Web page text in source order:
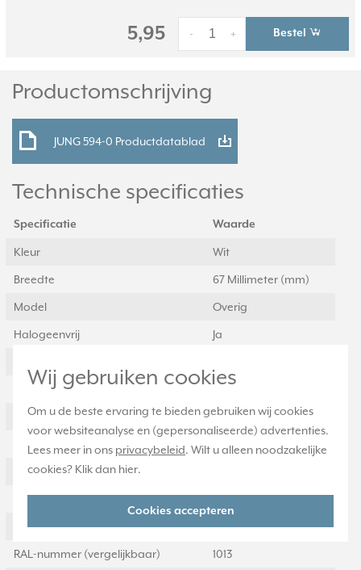
Wij gebruiken cookies
Om u de beste ervaring te bieden gebruiken wij cookies
voor websiteanalyse en (gepersonaliseerde) advertenties.
Lees meer in ons privacybeleid. Wilt u alleen noodzakelijke
cookies? Klik dan hier.
Cookies accepteren
5,95 +
- Bestel
Productomschrijving
JUNG 594-0 Productdatablad
Technische specificaties
Specificatie Waarde
Kleur Wit
Breedte 67 Millimeter (mm)
Model Overig
Halogeenvrij Ja
Gebruik
Oppervlaktebescherming Overig
Materiaal Kunststof
Bevestigingswijze
Opdruk/indicatie Geen
Controlevenster/verlicht Nee
RAL-nummer (vergelijkbaar) 1013